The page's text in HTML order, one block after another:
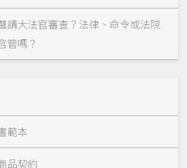
請大法官審查？法律、命令或法院
管嗎？
範本
品契約